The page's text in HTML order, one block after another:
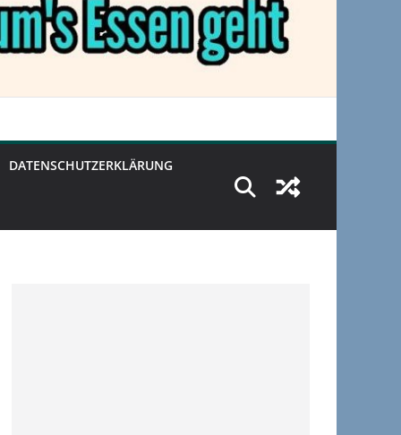
DATENSCHUTZERKLÄRUNG